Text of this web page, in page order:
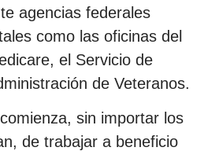
agencias federales
como las oficinas del
el Servicio de
de Veteranos.
sin importar los
de trabajar a beneficio